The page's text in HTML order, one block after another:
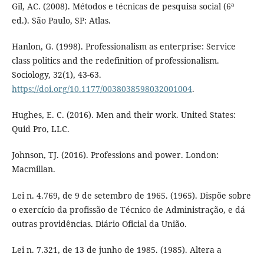
Gil, AC. (2008). Métodos e técnicas de pesquisa social (6ª
ed.). São Paulo, SP: Atlas.
Hanlon, G. (1998). Professionalism as enterprise: Service
class politics and the redefinition of professionalism.
Sociology, 32(1), 43-63.
https://doi.org/10.1177/0038038598032001004.
Hughes, E. C. (2016). Men and their work. United States:
Quid Pro, LLC.
Johnson, TJ. (2016). Professions and power. London:
Macmillan.
Lei n. 4.769, de 9 de setembro de 1965. (1965). Dispõe sobre
o exercício da profissão de Técnico de Administração, e dá
outras providências. Diário Oficial da União.
Lei n. 7.321, de 13 de junho de 1985. (1985). Altera a